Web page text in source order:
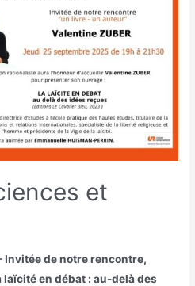
et
Invitée de notre rencontre,
laïcité en débat : au-delà des